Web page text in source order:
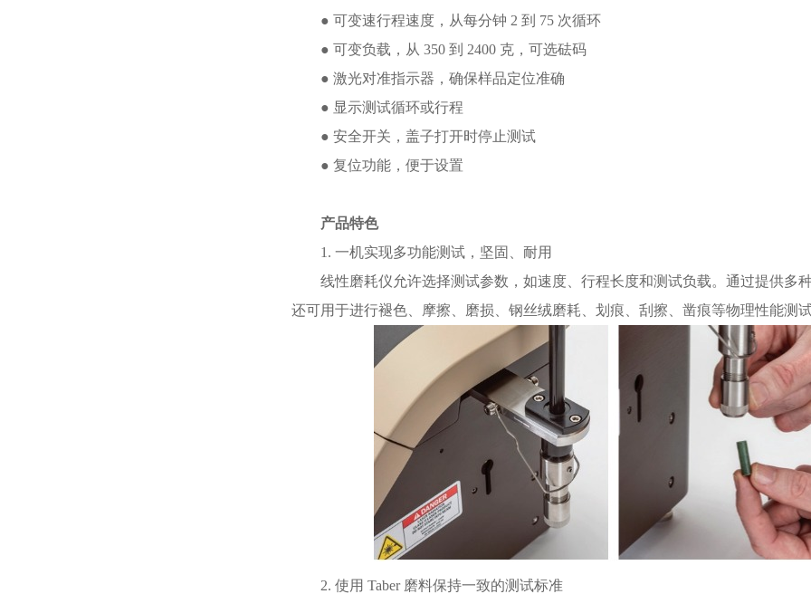
● 可变速行程速度，从每分钟 2 到 75 次循环
● 可变负载，从 350 到 2400 克，可选砝码
● 激光对准指示器，确保样品定位准确
● 显示测试循环或行程
● 安全开关，盖子打开时停止测试
● 复位功能，便于设置
产品特色
1. 一机实现多功能测试，坚固、耐用
线性磨耗仪允许选择测试参数，如速度、行程长度和测试负载。通过提供多
还可用于进行褪色、摩擦、磨损、钢丝绒磨耗、划痕、刮擦、凿痕等物理性能测
2. 使用 Taber 磨料保持一致的测试标准